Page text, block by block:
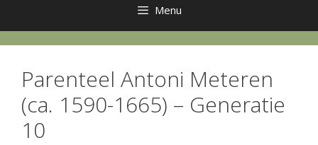
Menu
Parenteel Antoni Meteren
(ca. 1590-1665) – Generatie
10